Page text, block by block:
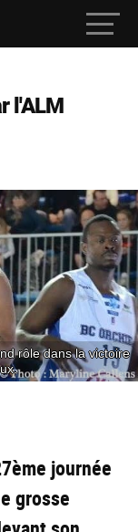
l'ALM
rôle dans la victoire
journée
grosse